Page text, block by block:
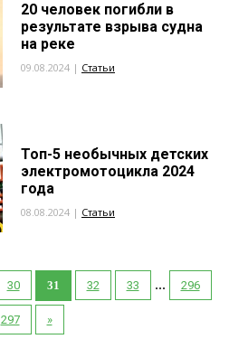
20 человек погибли в
результате взрыва судна
на реке
09.08.2024 | Статьи
Топ-5 необычных детских
электромотоцикла 2024
года
08.08.2024 | Статьи
30 31 32 33 ... 296
297 »